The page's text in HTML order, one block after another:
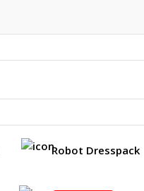
Robot Dresspack